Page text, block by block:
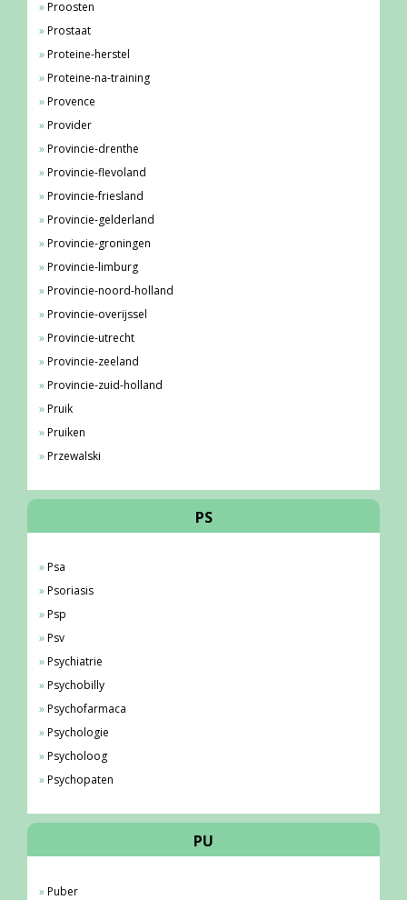
Proosten
Prostaat
Proteine-herstel
Proteine-na-training
Provence
Provider
Provincie-drenthe
Provincie-flevoland
Provincie-friesland
Provincie-gelderland
Provincie-groningen
Provincie-limburg
Provincie-noord-holland
Provincie-overijssel
Provincie-utrecht
Provincie-zeeland
Provincie-zuid-holland
Pruik
Pruiken
Przewalski
PS
Psa
Psoriasis
Psp
Psv
Psychiatrie
Psychobilly
Psychofarmaca
Psychologie
Psycholoog
Psychopaten
PU
Puber